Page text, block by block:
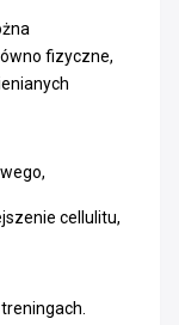
fizyczne,
cellulitu,